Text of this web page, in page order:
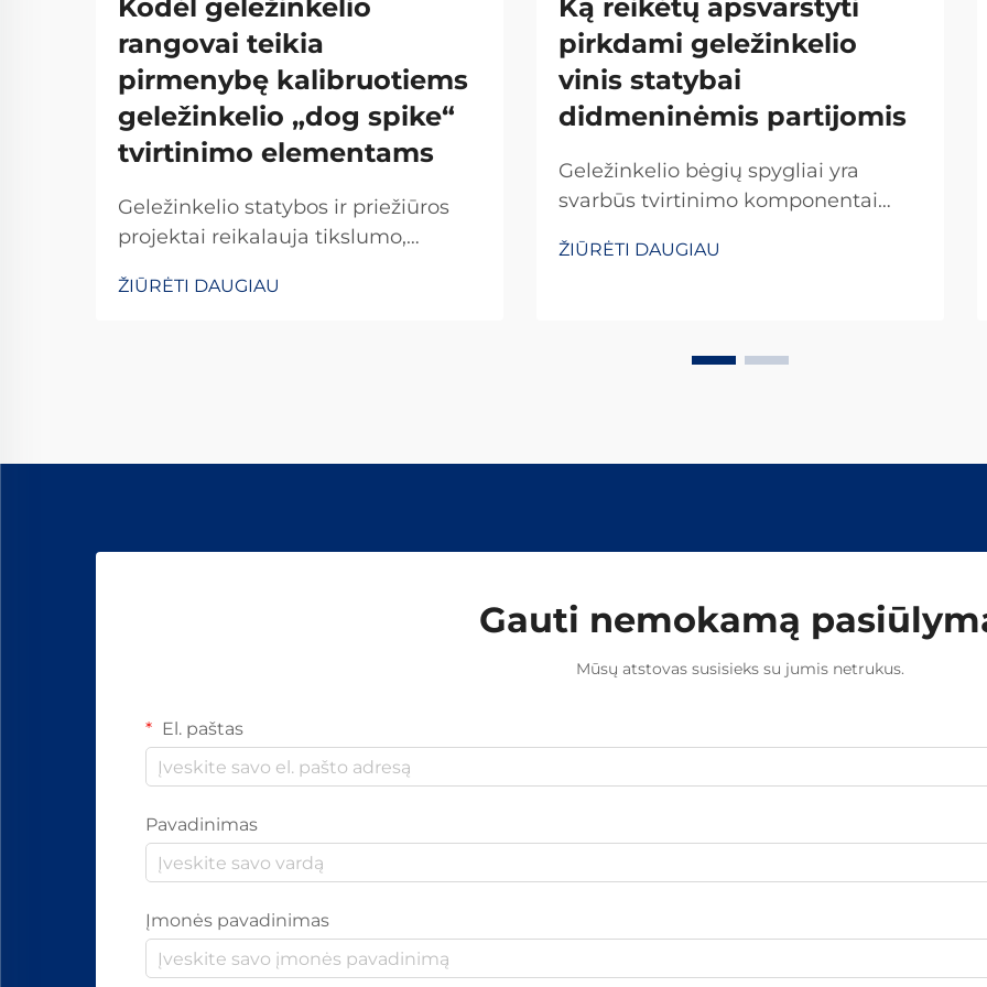
Kodėl geležinkelio
rangovai teikia
pirmenybę kalibruotiems
geležinkelio „dog spike“
tvirtinimo elementams
Geležinkelio statybos ir priežiūros
projektai reikalauja tikslumo,
patikimumo kiekvieno naudojamo
ŽIŪRĖTI DAUGIAU
Ką reikėtų apsvarstyti
pirkdami geležinkelio
vinis statybai
didmeninėmis partijomis
Geležinkelio bėgių spygliai yra
svarbūs tvirtinimo komponentai
projektuose, nes jie yra esminis
ŽIŪRĖTI DAUGIAU
Gauti nemokamą
Mūsų atstovas susisieks su jumis netrukus.
El. paštas
Pavadinimas
Įmonės pavadinimas